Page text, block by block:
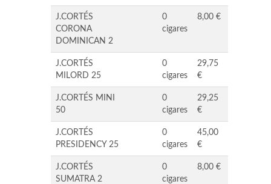
J.CORTÉS
CORONA
DOMINICAN 2
0
cigares
8,00 €
J.CORTÉS
MILORD 25
0
cigares
29,75
€
J.CORTÉS MINI
50
0
cigares
29,25
€
J.CORTÉS
PRESIDENCY 25
0
cigares
45,00
€
J.CORTÉS
SUMATRA 2
0
cigares
8,00 €